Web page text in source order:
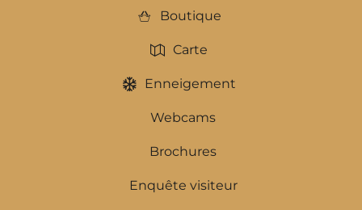
Boutique
Carte
Enneigement
Webcams
Brochures
Enquête visiteur